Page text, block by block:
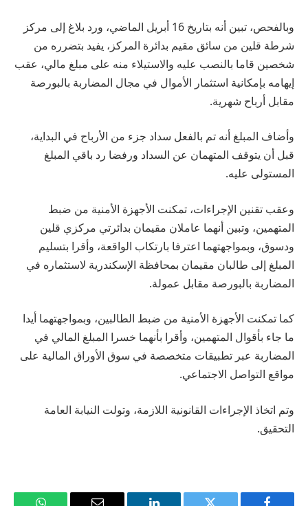
وبالفحص، تبين أنه بتاريخ 16 أبريل الماضي، ورد بلاغ إلى مركز
شرطة قلين من سائق مقيم بدائرة المركز، يفيد بتضرره من
شخصين قاما بالنصب عليه والاستيلاء منه على مبلغ مالي، عقب
إيهامه بإمكانية استثمار الأموال في مجال المضاربة بالبورصة
مقابل أرباح شهرية.
وأضاف المبلغ أنه تم بالفعل سداد جزء من الأرباح في البداية،
قبل أن يتوقف المتهمان عن السداد ورفضا رد باقي المبلغ
المستولى عليه.
وعقب تقنين الإجراءات، تمكنت الأجهزة الأمنية من ضبط
المتهمين، وتبين أنهما عاملان مقيمان بدائرتي مركزي قلين
ودسوق، وبمواجهتهما اعترفا بارتكاب الواقعة، وأقرا بتسليم
المبلغ إلى طالبان مقيمان بمحافظة الإسكندرية لاستثماره في
المضاربة بالبورصة مقابل عمولة.
كما تمكنت الأجهزة الأمنية من ضبط الطالبين، وبمواجهتهما أيدا
ما جاء بأقوال المتهمين، وأقرا بأنهما خسرا المبلغ المالي في
المضاربة عبر تطبيقات متخصصة في سوق الأوراق المالية على
مواقع التواصل الاجتماعي.
وتم اتخاذ الإجراءات القانونية اللازمة، وتولت النيابة العامة
التحقيق.